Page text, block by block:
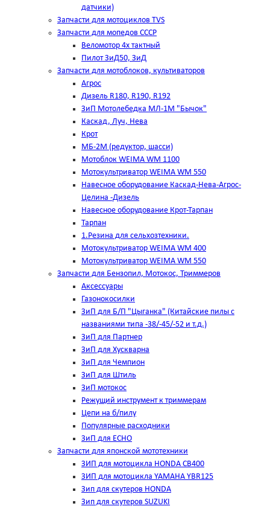
датчики)
Запчасти для мотоциклов TVS
Запчасти для мопедов СССР
Веломотор 4х тактный
Пилот ЗиД50, ЗиД
Запчасти для мотоблоков, культиваторов
Агрос
Дизель R180, R190, R192
ЗиП Мотолебедка МЛ-1М "Бычок"
Каскад, Луч, Нева
Крот
МБ-2М (редуктор, шасси)
Мотоблок WEIMA WM 1100
Мотокультриватор WEIMA WM 550
Навесное оборудование Каскад-Нева-Агрос-
Целина -Дизель
Навесное оборудование Крот-Тарпан
Тарпан
1.Резина для сельхозтехники.
Мотокультриватор WEIMA WM 400
Мотокультриватор WEIMA WM 550
Запчасти для Бензопил, Мотокос, Триммеров
Аксессуары
Газонокосилки
ЗиП для Б/П "Цыганка" (Китайские пилы с
названиями типа -38/-45/-52 и т.д.)
ЗиП для Партнер
ЗиП для Хускварна
ЗиП для Чемпион
ЗиП для Штиль
ЗиП мотокос
Режущий инструмент к триммерам
Цепи на б/пилу
Популярные расходники
ЗиП для ЕСНО
Запчасти для японской мототехники
ЗИП для мотоцикла HONDA CB400
ЗИП для мотоцикла YAMAHA YBR125
Зип для скутеров HONDA
Зип для скутеров SUZUKI